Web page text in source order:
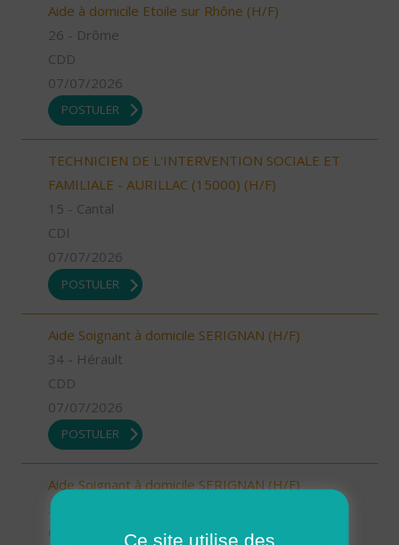
Aide à domicile Etoile sur Rhône (H/F)
26 - Drôme
CDD
07/07/2026
POSTULER
TECHNICIEN DE L'INTERVENTION SOCIALE ET
FAMILIALE - AURILLAC (15000) (H/F)
15 - Cantal
CDI
07/07/2026
POSTULER
Aide Soignant à domicile SERIGNAN (H/F)
34 - Hérault
CDD
07/07/2026
POSTULER
Aide Soignant à domicile SERIGNAN (H/F)
34 - Hérault
Ce site utilise des